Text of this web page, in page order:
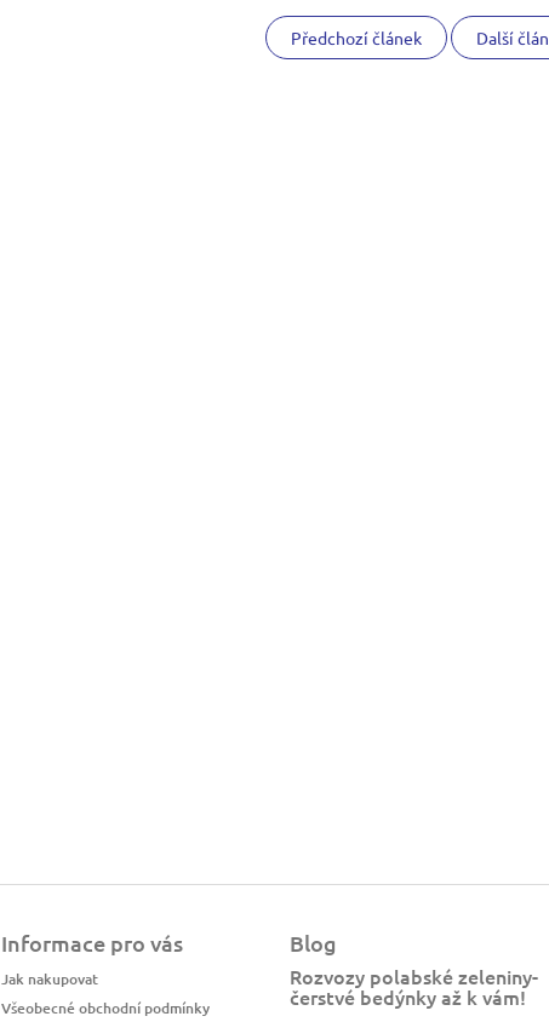
Předchozí článek Další
Informace pro vás
Jak nakupovat
Všeobecné obchodní podmínky
Blog
Rozvozy polabské zeleniny-
čerstvé bedýnky až k vám!